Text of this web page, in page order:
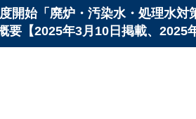
開始「廃炉・汚染水・処理水
要【2025年3月10日掲載、2025